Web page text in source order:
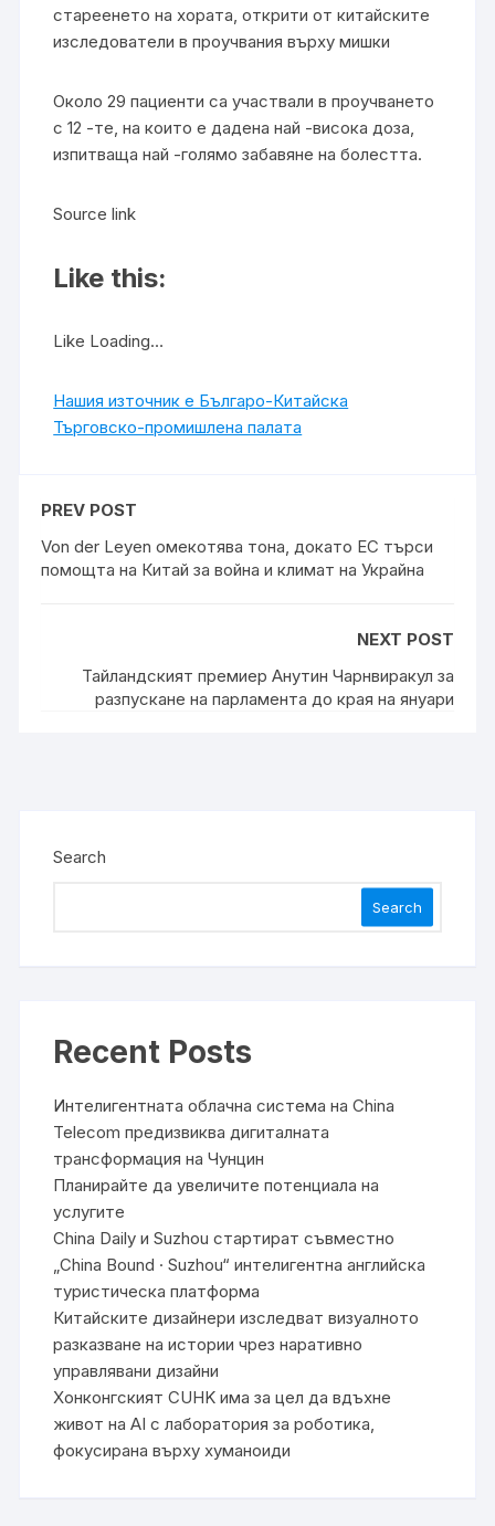
стареенето на хората, открити от китайските
изследователи в проучвания върху мишки
Около 29 пациенти са участвали в проучването
с 12 -те, на които е дадена най -висока доза,
изпитваща най -голямо забавяне на болестта.
Source link
Like this:
Like Loading…
Нашия източник е Българо-Китайска
Търговско-промишлена палaта
PREV POST
Von der Leyen омекотява тона, докато ЕС търси
помощта на Китай за война и климат на Украйна
NEXT POST
Тайландският премиер Анутин Чарнвиракул за
разпускане на парламента до края на януари
Search
Search
Recent Posts
Интелигентната облачна система на China
Telecom предизвиква дигиталната
трансформация на Чунцин
Планирайте да увеличите потенциала на
услугите
China Daily и Suzhou стартират съвместно
„China Bound · Suzhou“ интелигентна английска
туристическа платформа
Китайските дизайнери изследват визуалното
разказване на истории чрез наративно
управлявани дизайни
Хонконгският CUHK има за цел да вдъхне
живот на AI с лаборатория за роботика,
фокусирана върху хуманоиди